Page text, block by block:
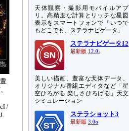
/
天体観察・撮影用モバイルアプ
リ。高精度な計算とリッチな星図
表示をスマートフォンで「いつで
もどこでも、ステラナビゲータ」
ステラナビゲータ12
最新版 12.0i
美しい描画、豊富な天体データ、
オリジナル番組エディタなど「星
空ひろがる 楽しさひろげる」天文
シミュレーション
ステラショット3
最新版 3.0o